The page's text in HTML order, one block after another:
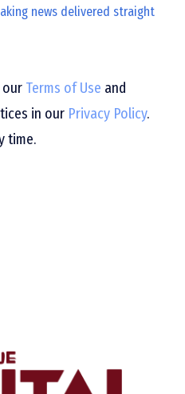
news delivered straight
our Terms of Use and
in our Privacy Policy.
time.